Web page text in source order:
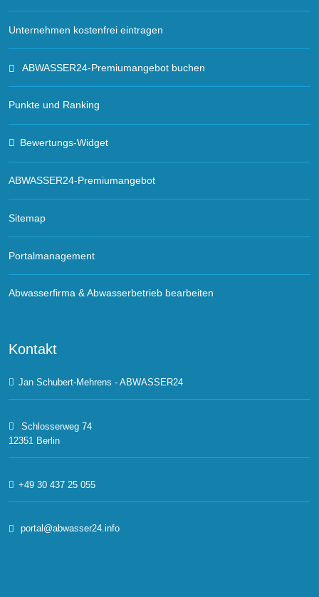
Unternehmen kostenfrei eintragen
ABWASSER24-Premiumangebot buchen
Punkte und Ranking
Bewertungs-Widget
ABWASSER24-Premiumangebot
Sitemap
Portalmanagement
Abwasserfirma & Abwasserbetrieb bearbeiten
Kontakt
Jan Schubert-Mehrens - ABWASSER24
Schlosserweg 74
12351 Berlin
+49 30 437 25 055
portal@abwasser24.info